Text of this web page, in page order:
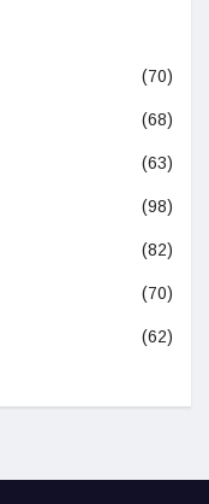
(70)
(68)
(63)
(98)
(82)
(70)
(62)